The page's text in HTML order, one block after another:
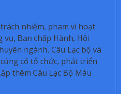
nhiệm, pham vi hoạt
Ban chấp Hành, Hội
ngành, Câu Lạc bộ và
cố tổ chức, phát triển
thêm Câu Lạc Bộ Màu